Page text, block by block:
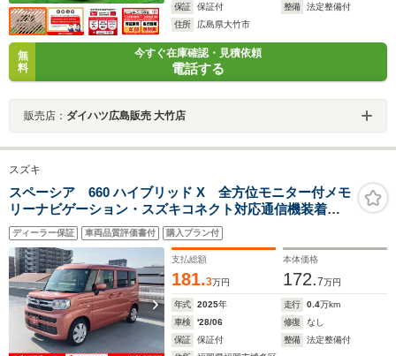
保証
保証付 整備
法定整備付
住所
広島県大竹市
無
料
今すぐ在庫確認・見積依頼
電話する
販売店： ダイハツ広島販売 大竹店
スズキ
スペーシア 660 ハイブリッド X 全方位モニター付メモ
リーナビゲーション・スズキコネクト対応通信機装着車
LEDヘッドランプ デュアルセンサーブレーキサポートII
ディーラー保証 車両品質評価書付 購入プラン付
支払総額
181.3万円
本体価格
172.7万円
年式 2025年 走行 0.4万km
車検
'28/06 修復
なし
保証
保証付 整備
法定整備付